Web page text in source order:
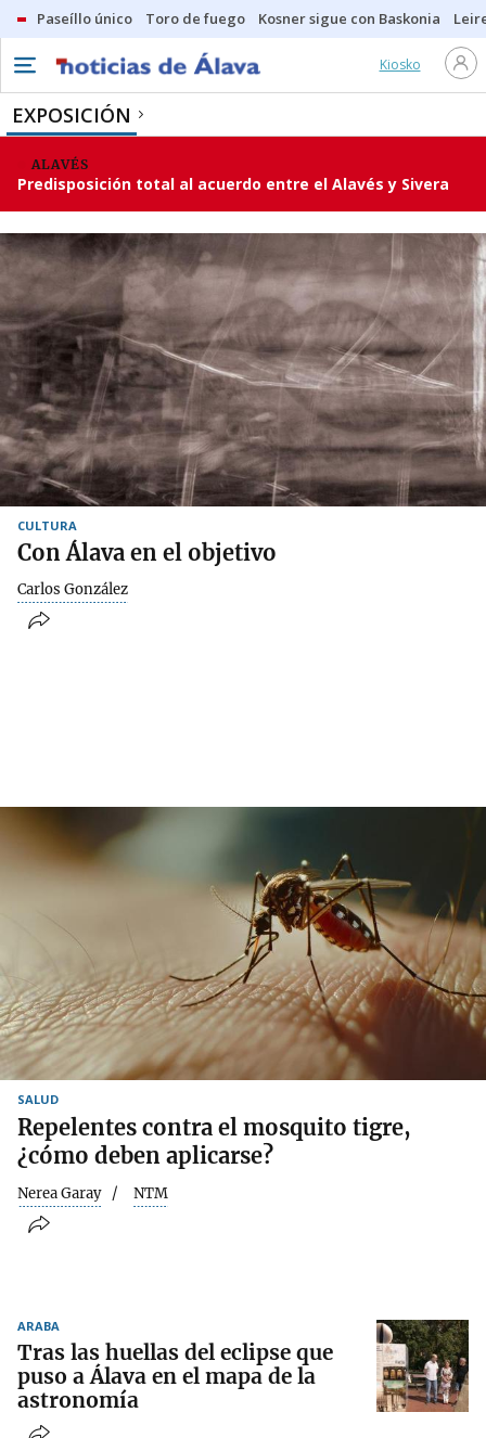
Paseíllo único Toro de fuego Kosner sigue con Baskonia
Kiosko
EXPOSICIÓN
ALAVÉS
Predisposición total al acuerdo entre el Alavés y Sivera
CULTURA
Con Álava en el objetivo
Carlos González
SALUD
Repelentes contra el mosquito tigre,
¿cómo deben aplicarse?
Nerea Garay NTM
ARABA
Tras las huellas del eclipse que
puso a Álava en el mapa de la
astronomía